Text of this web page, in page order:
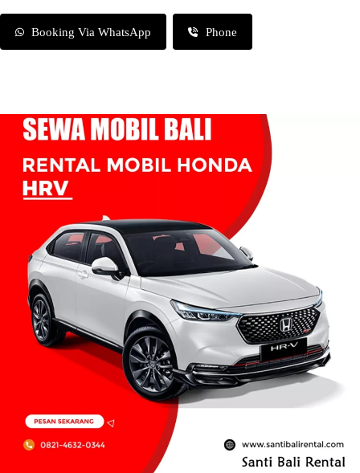
Booking Via WhatsApp Phone